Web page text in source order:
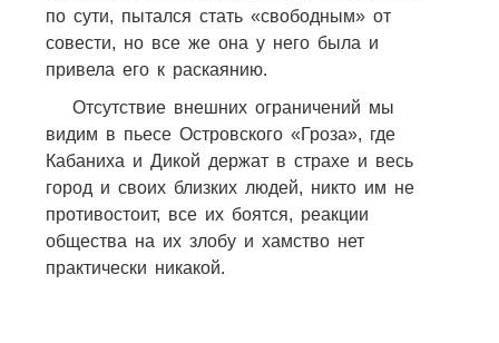
по сути, пытался стать «свободным» от
совести, но все же она у него была и
привела его к раскаянию.
Отсутствие внешних ограничений мы
видим в пьесе Островского «Гроза», где
Кабаниха и Дикой держат в страхе и весь
город и своих близких людей, никто им не
противостоит, все их боятся, реакции
общества на их злобу и хамство нет
практически никакой.